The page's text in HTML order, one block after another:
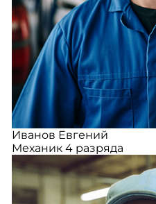
Иванов Евгений
Механик 4 разряда